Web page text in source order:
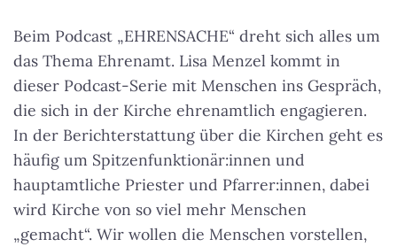
Beim Podcast „EHRENSACHE“ dreht sich alles um
das Thema Ehrenamt. Lisa Menzel kommt in
dieser Podcast-Serie mit Menschen ins Gespräch,
die sich in der Kirche ehrenamtlich engagieren.
In der Berichterstattung über die Kirchen geht es
häufig um Spitzenfunktionär:innen und
hauptamtliche Priester und Pfarrer:innen, dabei
wird Kirche von so viel mehr Menschen
„gemacht“. Wir wollen die Menschen vorstellen,